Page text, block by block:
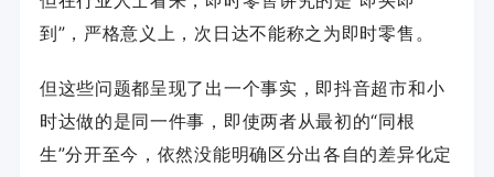
到”，严格意义上，次日达不能称之为即时零售。
但这些问题都呈现了出一个事实，即抖音超市和小
时达做的是同一件事，即使两者从最初的“同根
生”分开至今，依然没能明确区分出各自的差异化定